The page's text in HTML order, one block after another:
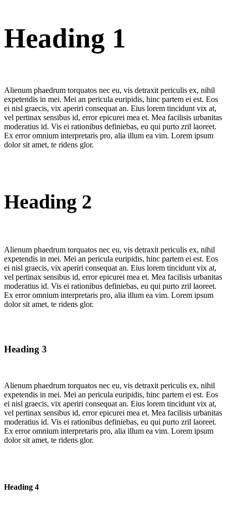
Heading 1
Alienum phaedrum torquatos nec eu, vis detraxit periculis ex, nihil
expetendis in mei. Mei an pericula euripidis, hinc partem ei est. Eos
ei nisl graecis, vix aperiri consequat an. Eius lorem tincidunt vix at,
vel pertinax sensibus id, error epicurei mea et. Mea facilisis urbanitas
moderatius id. Vis ei rationibus definiebas, eu qui purto zril laoreet.
Ex error omnium interpretaris pro, alia illum ea vim. Lorem ipsum
dolor sit amet, te ridens glor.
Heading 2
Alienum phaedrum torquatos nec eu, vis detraxit periculis ex, nihil
expetendis in mei. Mei an pericula euripidis, hinc partem ei est. Eos
ei nisl graecis, vix aperiri consequat an. Eius lorem tincidunt vix at,
vel pertinax sensibus id, error epicurei mea et. Mea facilisis urbanitas
moderatius id. Vis ei rationibus definiebas, eu qui purto zril laoreet.
Ex error omnium interpretaris pro, alia illum ea vim. Lorem ipsum
dolor sit amet, te ridens glor.
Heading 3
Alienum phaedrum torquatos nec eu, vis detraxit periculis ex, nihil
expetendis in mei. Mei an pericula euripidis, hinc partem ei est. Eos
ei nisl graecis, vix aperiri consequat an. Eius lorem tincidunt vix at,
vel pertinax sensibus id, error epicurei mea et. Mea facilisis urbanitas
moderatius id. Vis ei rationibus definiebas, eu qui purto zril laoreet.
Ex error omnium interpretaris pro, alia illum ea vim. Lorem ipsum
dolor sit amet, te ridens glor.
Heading 4